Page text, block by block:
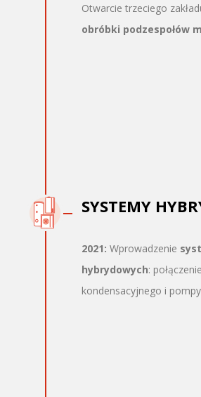
Otwarcie trzeciego
obróbki podzespołów
SYSTEMY
2021: Wprowadzenie
hybrydowych:
kondensacyjnego i pompy